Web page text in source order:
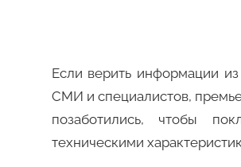
Если верить информации
СМИ и специалистов,
позаботились, чтобы
техническими